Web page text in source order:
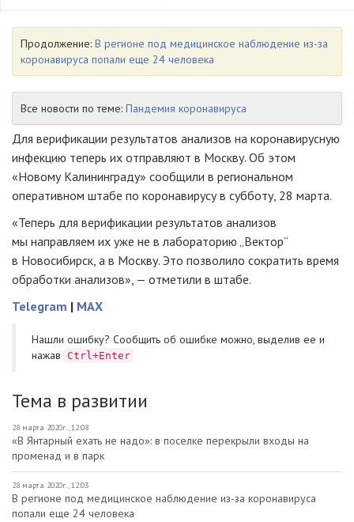
Продолжение: В регионе под медицинское наблюдение из-за
коронавируса попали еще 24 человека
Все новости по теме: Пандемия коронавируса
Для верификации результатов анализов на коронавирусную
инфекцию теперь их отправляют в Москву. Об этом
«Новому Калининграду» сообщили в региональном
оперативном штабе по коронавирусу в субботу, 28 марта.
«Теперь для верификации результатов анализов
мы направляем их уже не в лабораторию „Вектор“
в Новосибирск, а в Москву. Это позволило сократить время
обработки анализов», — отметили в штабе.
Telegram | MAX
Нашли ошибку? Cообщить об ошибке можно, выделив ее и
нажав
Ctrl+Enter
Тема в развитии
28 марта 2020г., 12:08
«В Янтарный ехать не надо»: в поселке перекрыли входы на
променад и в парк
28 марта 2020г., 12:03
В регионе под медицинское наблюдение из-за коронавируса
попали еще 24 человека